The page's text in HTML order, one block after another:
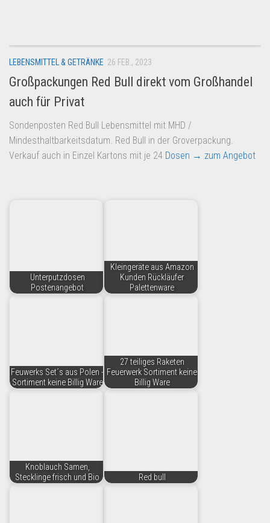
Amazon
Aldi
Lidl
Kostenlos verkaufen
Anmelden
LEBENSMITTEL & GETRÄNKE 26 FEB., 2023
Großpackungen Red Bull direkt vom Großhandel
auch für Privat
Sondenposten Red Bull Lebensmittel mit MHD /
Mindesthaltbarkeitsdatum. Red Bull in der Groverpackung.
Verkauf auch in Einzel Kartons mit je 24 Dosen → zum Angebot
Unterputzdosen
Postenangebot
Kleingeräte aus Amazon
Kunden Rückläufer
Palettenware
Feuwerks Set´s aus Polen -
Sortiment keine Billig Ware
27 teiliges Raketen
Feuerwerk Sortiment keine
Billig Ware
Knoblauch Samen,
Stecklinge frisch und Bio
Red bull